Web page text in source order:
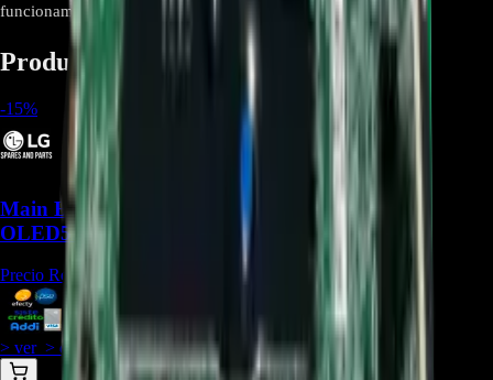
funcionamiento adecuado.
Productos relacionados
-15%
Main Board EBU66395001 Para TV LG
OLED55A1PSA - REP-1191
Precio Regular:
831.191
> ver_ > desbloquear oferta_